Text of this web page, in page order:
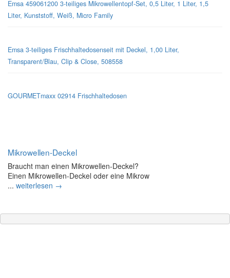
Emsa 459061200 3-teiliges Mikrowellentopf-Set, 0,5 Liter, 1 Liter, 1,5
Liter, Kunststoff, Weiß, Micro Family
Emsa 3-teiliges Frischhaltedosenseit mit Deckel, 1,00 Liter,
Transparent/Blau, Clip & Close, 508558
GOURMETmaxx 02914 Frischhaltedosen
Mikrowellen-Deckel
Braucht man einen Mikrowellen-Deckel?
Einen Mikrowellen-Deckel oder eine Mikrow
... weiterlesen →